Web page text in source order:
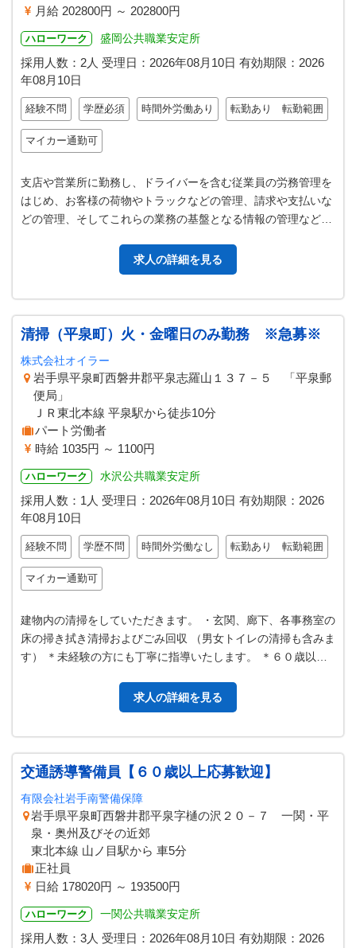
月給 202800円 ～ 202800円
ハローワーク 盛岡公共職業安定所
採用人数：2人 受理日： 2026年08月10日 有効期限： 2026
年08月10日
経験不問 学歴必須 時間外労働あり 転勤あり 転勤範囲
マイカー通勤可
支店や営業所に勤務し、ドライバーを含む従業員の労務管理を
はじめ、お客様の荷物やトラックなどの管理、請求や支払いな
どの管理、そしてこれらの業務の基盤となる情報の管理など、
求人の詳細を見る
清掃（平泉町）火・金曜日のみ勤務 ※急募※
株式会社オイラー
岩手県平泉町西磐井郡平泉志羅山１３７－５ 「平泉郵
便局」
ＪＲ東北本線 平泉駅から徒歩10分
パート労働者
時給 1035円 ～ 1100円
ハローワーク 水沢公共職業安定所
採用人数：1人 受理日： 2026年08月10日 有効期限： 2026
年08月10日
経験不問 学歴不問 時間外労働なし 転勤あり 転勤範囲
マイカー通勤可
建物内の清掃をしていただきます。 ・玄関、廊下、各事務室の
床の掃き拭き清掃およびごみ回収 （男女トイレの清掃も含みま
す） ＊未経験の方にも丁寧に指導いたします。 ＊６０歳以上
求人の詳細を見る
交通誘導警備員【６０歳以上応募歓迎】
有限会社岩手南警備保障
岩手県平泉町西磐井郡平泉字樋の沢２０－７ 一関・平
泉・奥州及びその近郊
東北本線 山ノ目駅から 車5分
正社員
日給 178020円 ～ 193500円
ハローワーク 一関公共職業安定所
採用人数：3人 受理日： 2026年08月10日 有効期限： 2026